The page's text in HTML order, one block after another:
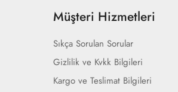
Müşteri Hizmetleri
Sıkça Sorulan Sorular
Gizlilik ve Kvkk Bilgileri
Kargo ve Teslimat Bilgileri